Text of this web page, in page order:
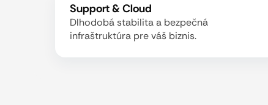
Support & Cloud
Dlhodobá stabilita a bezpečná
infraštruktúra pre váš biznis.